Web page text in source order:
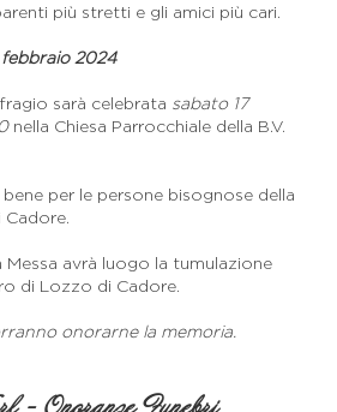
più stretti e gli amici più cari.
febbraio 2024
sarà celebrata sabato 17
nella Chiesa Parrocchiale della B.V.
per le persone bisognose della
Messa avrà luogo la tumulazione
di Lozzo di Cadore.
onorarne la memoria.